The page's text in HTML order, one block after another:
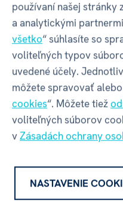
Vek
Balenie
Šírka balenia
Hĺbka balenia
používaní našej stránky
a analytickými
všetko“ súhlasíte so
voliteľných typov
uvedené účely.
môžete spravovať
cookies“. Môžete tiež
voliteľných súborov
vZásadách ochrany
NASTAVENIE